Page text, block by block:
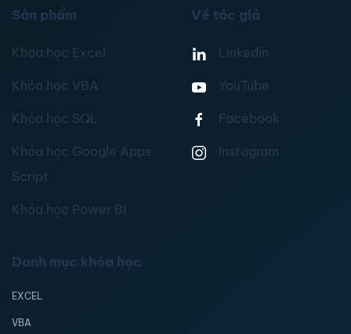
Sản phẩm
Khóa học Excel
Khóa học VBA
Khóa học SQL
Khóa học Google Apps
Script
Khóa học Power BI
Về tác giả
Linkedin
YouTube
Facebook
Instagram
Danh mục khóa học
EXCEL
VBA